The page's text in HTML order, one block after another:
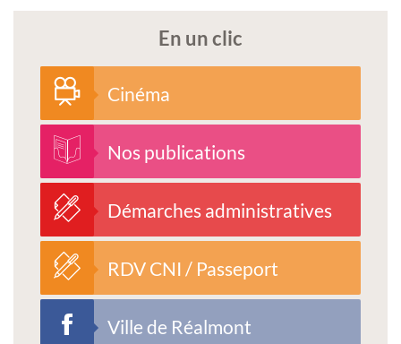
En un clic
Cinéma
Nos publications
Démarches administratives
RDV CNI / Passeport
Ville de Réalmont